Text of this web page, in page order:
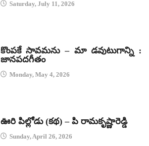
Saturday, July 11, 2026
కొంపకే సావమను – మా డవుటుగాన్ని :
జానపదగీతం
Monday, May 4, 2026
ఊరి పిల్లోడు (కథ) – పి రామకృష్ణారెడ్డి
Sunday, April 26, 2026